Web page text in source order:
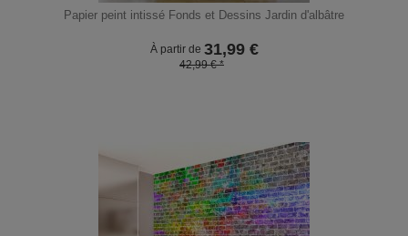
Papier peint intissé Fonds et Dessins Jardin d'albâtre
À partir de 31,99€
42,99 € *